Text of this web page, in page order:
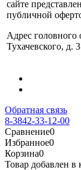
сайте
публичной
Адрес головного
Тухачевского, д.
Обратная связь
8-3842-33-12-00
Сравнение0
Избранное0
Корзина0
Товар добавлен в